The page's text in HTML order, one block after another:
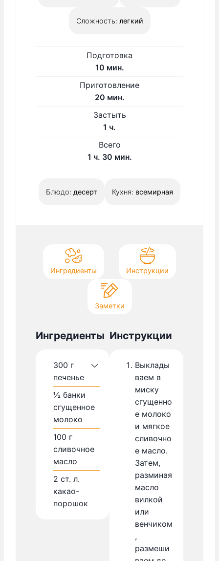
Сложность: легкий
Подготовка
10м
т
мин.
Приготовление
20м
н
т
мин.
Застыть
1 ч
с
ч.
Всего
1 чч. 30м
у
мин.
Блюдо: десерт Кухня: всемирная
Ингредиенты Инструкции
Заметки
Ингредиенты
300 г
печенье
½ банки
сгущенное
молоко
100 г
сливочное
масло
2 ст. л.
какао-
порошок
Инструкции
Выклады
ваем в
миску
сгущенно
е молоко
и мягкое
сливочно
е масло.
Затем,
разминая
масло
вилкой
или
венчиком
,
размеши